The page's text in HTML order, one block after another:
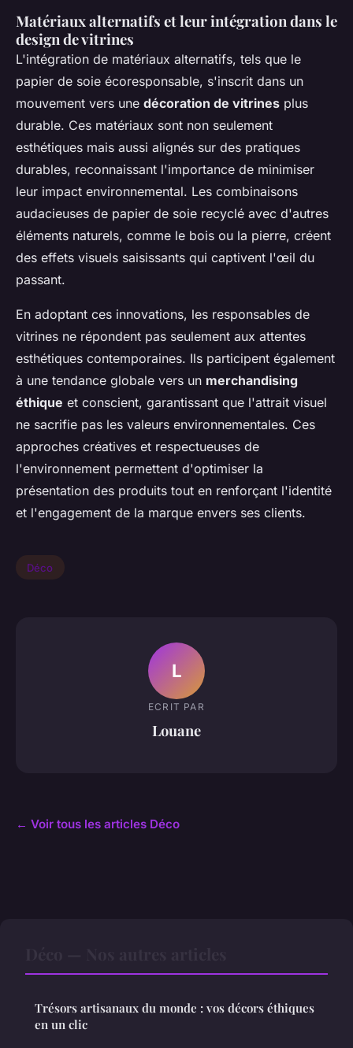
Matériaux alternatifs et leur intégration dans le
design de vitrines
L'intégration de matériaux alternatifs, tels que le
papier de soie écoresponsable, s'inscrit dans un
mouvement vers une décoration de vitrines plus
durable. Ces matériaux sont non seulement
esthétiques mais aussi alignés sur des pratiques
durables, reconnaissant l'importance de minimiser
leur impact environnemental. Les combinaisons
audacieuses de papier de soie recyclé avec d'autres
éléments naturels, comme le bois ou la pierre, créent
des effets visuels saisissants qui captivent l'œil du
passant.
En adoptant ces innovations, les responsables de
vitrines ne répondent pas seulement aux attentes
esthétiques contemporaines. Ils participent également
à une tendance globale vers un merchandising
éthique et conscient, garantissant que l'attrait visuel
ne sacrifie pas les valeurs environnementales. Ces
approches créatives et respectueuses de
l'environnement permettent d'optimiser la
présentation des produits tout en renforçant l'identité
et l'engagement de la marque envers ses clients.
Déco
L
ECRIT PAR
Louane
← Voir tous les articles Déco
Trésors artisanaux du monde : vos décors éthiques
en un clic